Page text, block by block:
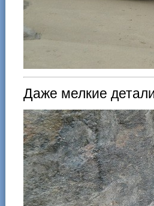
Даже мелкие